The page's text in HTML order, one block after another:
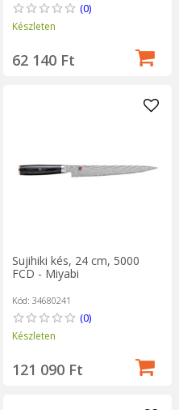
(0)
Készleten
62 140 Ft
Sujihiki kés, 24 cm, 5000
FCD - Miyabi
Kód: 34680241
(0)
Készleten
121 090 Ft